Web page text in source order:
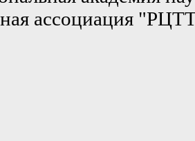
ассоциация